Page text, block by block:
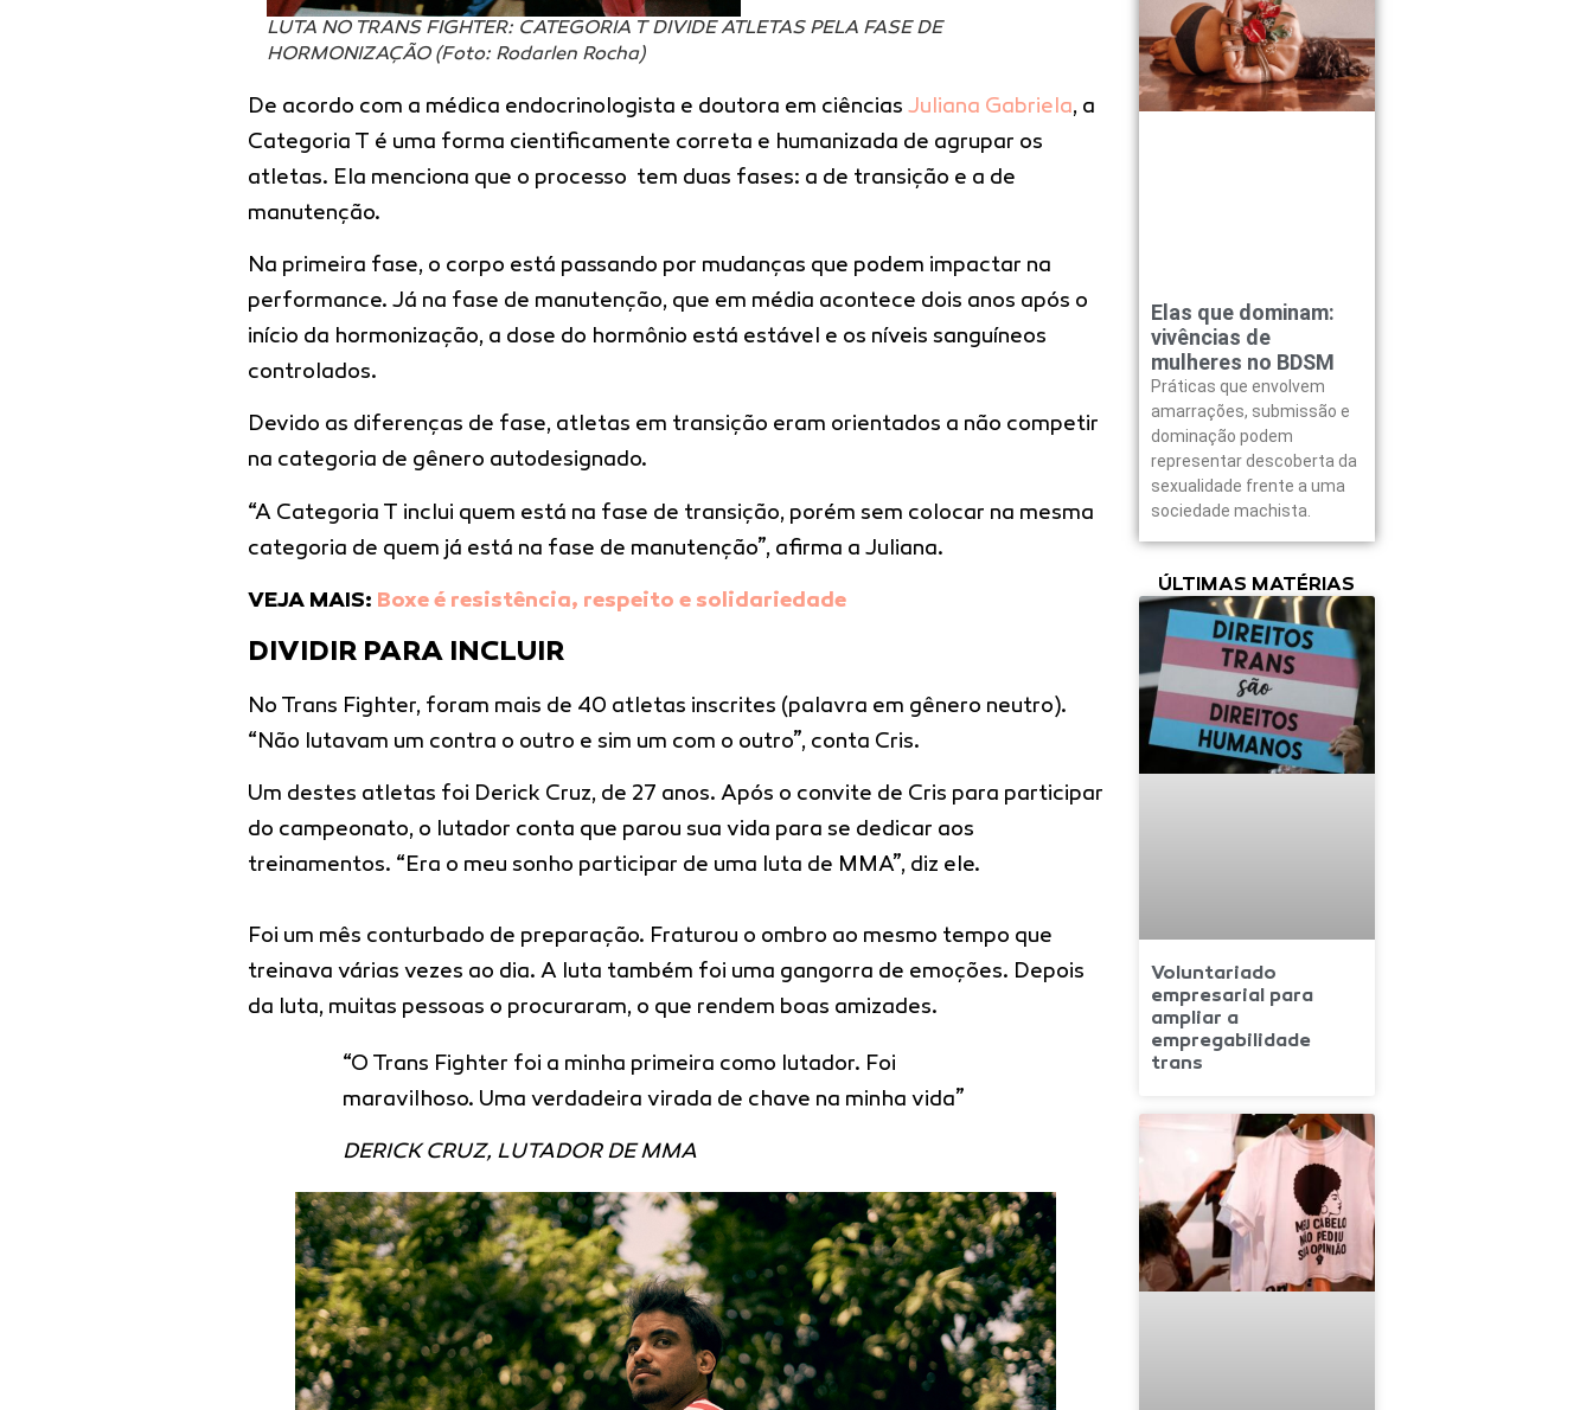
LUTA NO TRANS FIGHTER: CATEGORIA T DIVIDE ATLETAS PELA FASE DE
HORMONIZAÇÃO (Foto: Rodarlen Rocha)
De acordo com a médica endocrinologista e doutora em ciências Juliana Gabriela, a
Categoria T é uma forma cientificamente correta e humanizada de agrupar os
atletas. Ela menciona que o processo tem duas fases: a de transição e a de
manutenção.
Na primeira fase, o corpo está passando por mudanças que podem impactar na
performance. Já na fase de manutenção, que em média acontece dois anos após o
início da hormonização, a dose do hormônio está estável e os níveis sanguíneos
controlados.
Devido as diferenças de fase, atletas em transição eram orientados a não competir
na categoria de gênero autodesignado.
“A Categoria T inclui quem está na fase de transição, porém sem colocar na mesma
categoria de quem já está na fase de manutenção”, afirma a Juliana.
VEJA MAIS: Boxe é resistência, respeito e solidariedade
DIVIDIR PARA INCLUIR
No Trans Fighter, foram mais de 40 atletas inscrites (palavra em gênero neutro).
“Não lutavam um contra o outro e sim um com o outro”, conta Cris.
Um destes atletas foi Derick Cruz, de 27 anos. Após o convite de Cris para participar
do campeonato, o lutador conta que parou sua vida para se dedicar aos
treinamentos. “Era o meu sonho participar de uma luta de MMA”, diz ele.
Foi um mês conturbado de preparação. Fraturou o ombro ao mesmo tempo que
treinava várias vezes ao dia. A luta também foi uma gangorra de emoções. Depois
da luta, muitas pessoas o procuraram, o que rendem boas amizades.
“O Trans Fighter foi a minha primeira como lutador. Foi
maravilhoso. Uma verdadeira virada de chave na minha vida”
DERICK CRUZ, LUTADOR DE MMA
Elas que dominam:
vivências de
mulheres no BDSM
Práticas que envolvem
amarrações, submissão e
dominação podem
representar descoberta da
sexualidade frente a uma
sociedade machista.
ÚLTIMAS MATÉRIAS
Voluntariado
empresarial para
ampliar a
empregabilidade
trans